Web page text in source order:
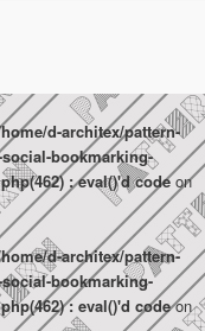
d-architex/pattern-
bookmarking-
: eval()'d codeon
d-architex/pattern-
bookmarking-
: eval()'d codeon